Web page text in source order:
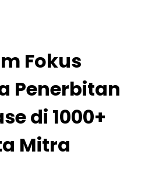
Fokus
Penerbitan
di 1000+
Mitra